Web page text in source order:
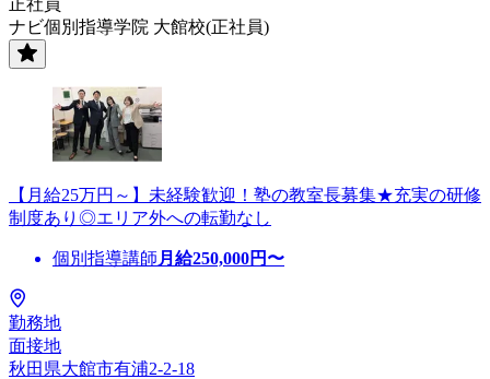
ナビ個別指導学院 大館校(正社員)
【月給25万円～】未経験歓迎！塾の教室長募集★充実の研修
制度あり◎エリア外への転勤なし
個別指導講師 月給250,000円〜
勤務地
面接地
秋田県大館市有浦2-2-18